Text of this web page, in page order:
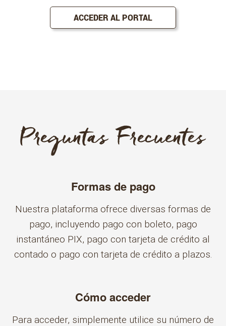
ACCEDER AL PORTAL
Formas de pago
Nuestra plataforma ofrece diversas formas de
pago, incluyendo pago con boleto, pago
instantáneo PIX, pago con tarjeta de crédito al
contado o pago con tarjeta de crédito a plazos.
Cómo acceder
Para acceder, simplemente utilice su número de